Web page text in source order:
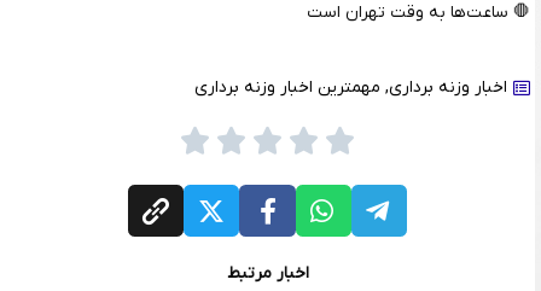
🛑 ساعت‌ها به وقت تهران است
اخبار وزنه برداری, مهمترین اخبار وزنه برداری
اخبار مرتبط